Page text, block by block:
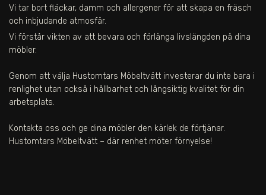
Vi tar bort fläckar, damm och allergener för att skapa en fräsch
och inbjudande atmosfär.
Vi förstår vikten av att bevara och förlänga livslängden på dina
möbler.
Genom att välja Hustomtars Möbeltvätt investerar du inte bara i
renlighet utan också i hållbarhet och långsiktig kvalitet för din
arbetsplats.
Kontakta oss och ge dina möbler den kärlek de förtjänar.
Hustomtars Möbeltvätt – där renhet möter förnyelse!